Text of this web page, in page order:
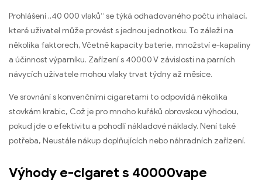
Prohlášení „40 000 vlaků“ se týká odhadovaného počtu inhalací,
které uživatel může provést s jednou jednotkou. To záleží na
několika faktorech, Včetně kapacity baterie, množství e-kapaliny
a účinnost výparníku. Zařízení s 40000 V závislosti na parních
návycích uživatele mohou vlaky trvat týdny až měsíce.
Ve srovnání s konvenčními cigaretami to odpovídá několika
stovkám krabic, Což je pro mnoho kuřáků obrovskou výhodou,
pokud jde o efektivitu a pohodlí nákladové náklady. Není také
potřeba, Neustále nákup doplňujících nebo náhradních zařízení.
Výhody e-cigaret s 40000vape